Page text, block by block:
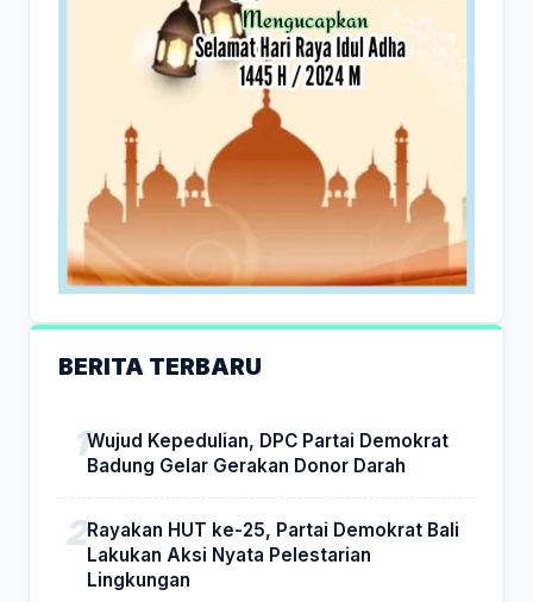
BERITA TERBARU
Wujud Kepedulian, DPC Partai Demokrat
Badung Gelar Gerakan Donor Darah
Rayakan HUT ke-25, Partai Demokrat Bali
Lakukan Aksi Nyata Pelestarian
Lingkungan